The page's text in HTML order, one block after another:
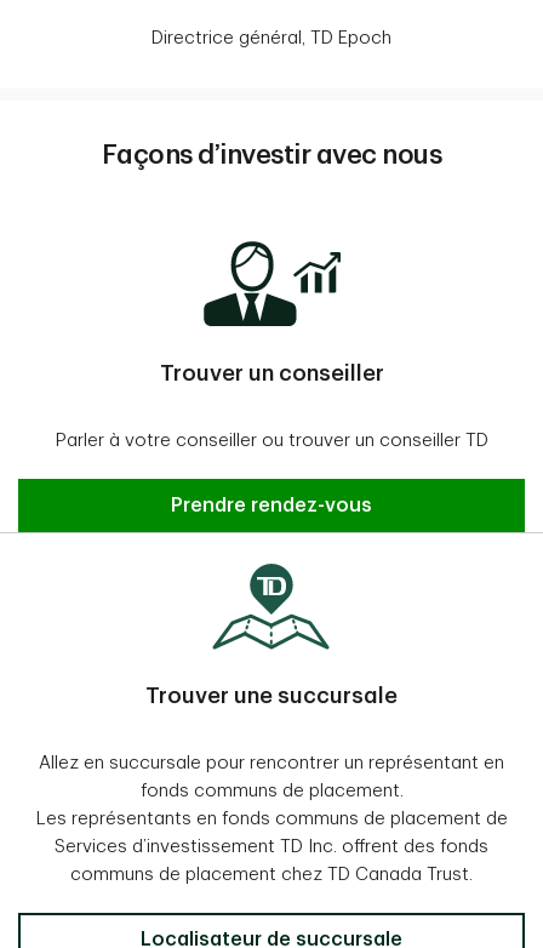
Directrice général, TD Epoch
Façons d’investir avec nous
Trouver un conseiller
Parler à votre conseiller ou trouver un conseiller TD
Prendre rendez-vous
Trouver une succursale
Allez en succursale pour rencontrer un représentant en
fonds communs de placement.
Les représentants en fonds communs de placement de
Services d’investissement TD Inc. offrent des fonds
communs de placement chez TD Canada Trust.
Localisateur de succursale